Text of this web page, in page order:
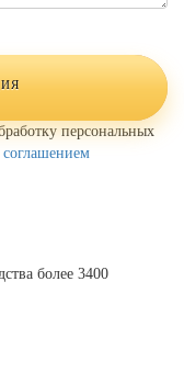
персональных
соглашением
более 3400